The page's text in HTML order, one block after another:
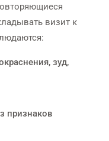
визит к
зуд,
признаков